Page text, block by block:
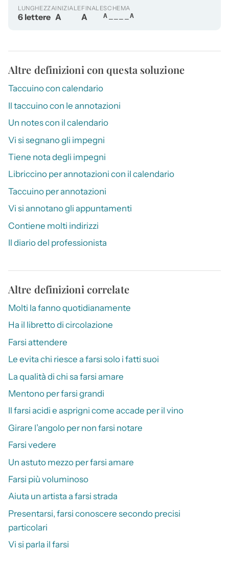
LUNGHEZZA
6 lettere
INIZIALE
A
FINALE
A
SCHEMA
A____A
Altre definizioni con questa soluzione
Taccuino con calendario
Il taccuino con le annotazioni
Un notes con il calendario
Vi si segnano gli impegni
Tiene nota degli impegni
Libriccino per annotazioni con il calendario
Taccuino per annotazioni
Vi si annotano gli appuntamenti
Contiene molti indirizzi
Il diario del professionista
Altre definizioni correlate
Molti la fanno quotidianamente
Ha il libretto di circolazione
Farsi attendere
Le evita chi riesce a farsi solo i fatti suoi
La qualità di chi sa farsi amare
Mentono per farsi grandi
Il farsi acidi e asprigni come accade per il vino
Girare l’angolo per non farsi notare
Farsi vedere
Un astuto mezzo per farsi amare
Farsi più voluminoso
Aiuta un artista a farsi strada
Presentarsi, farsi conoscere secondo precisi
particolari
Vi si parla il farsi